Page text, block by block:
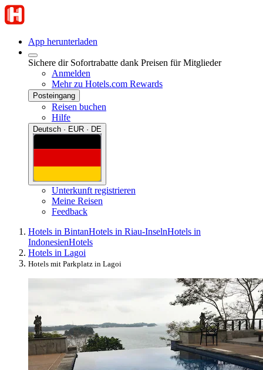
App herunterladen
Sichere dir Sofortrabatte dank Preisen für Mitglieder
Anmelden
Mehr zu Hotels.com Rewards
Posteingang
Reisen buchen
Hilfe
Deutsch · EUR · DE
Unterkunft registrieren
Meine Reisen
Feedback
Hotels in BintanHotels in Riau-InselnHotels in
IndonesienHotels
Hotels in Lagoi
Hotels mit Parkplatz in Lagoi